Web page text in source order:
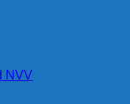
NVV